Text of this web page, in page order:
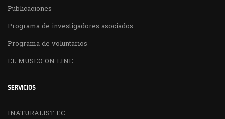
Publicaciones
Programa de investigadores asociados
Programa de voluntarios
EL MUSEO ON LINE
SERVICIOS
INATURALIST EC